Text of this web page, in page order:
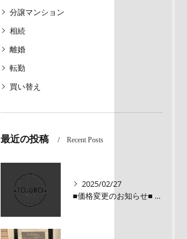
分譲マンション
相続
離婚
転勤
買い替え
最近の投稿 Recent Posts
2025/02/27
■価格変更のお知らせ■ メロディーハイム三条堺町2階